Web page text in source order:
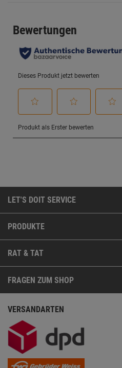
LET'S DOIT SERVICE
PRODUKTE
RAT & TAT
FRAGEN ZUM SHOP
VERSANDARTEN